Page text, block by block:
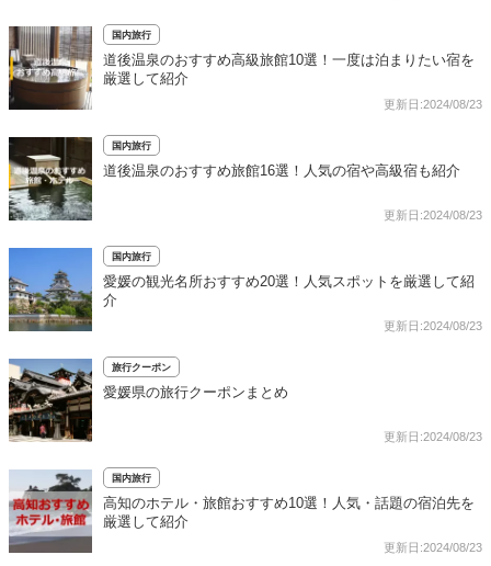
国内旅行
道後温泉のおすすめ高級旅館10選！一度は泊まりたい宿を
厳選して紹介
更新日:2024/08/23
国内旅行
道後温泉のおすすめ旅館16選！人気の宿や高級宿も紹介
更新日:2024/08/23
国内旅行
愛媛の観光名所おすすめ20選！人気スポットを厳選して紹
介
更新日:2024/08/23
旅行クーポン
愛媛県の旅行クーポンまとめ
更新日:2024/08/23
国内旅行
高知のホテル・旅館おすすめ10選！人気・話題の宿泊先を
厳選して紹介
更新日:2024/08/23